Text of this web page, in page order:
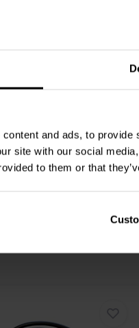
and ads, to
site with our social
to them or that
3 Disponibile